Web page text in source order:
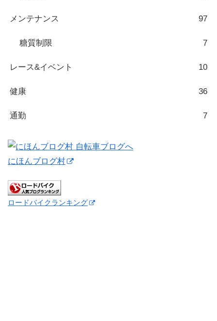
メンテナンス 97
糖質制限 7
レース&イベント 10
健康 36
通勤 7
にほんブログ村
ロードバイクランキング